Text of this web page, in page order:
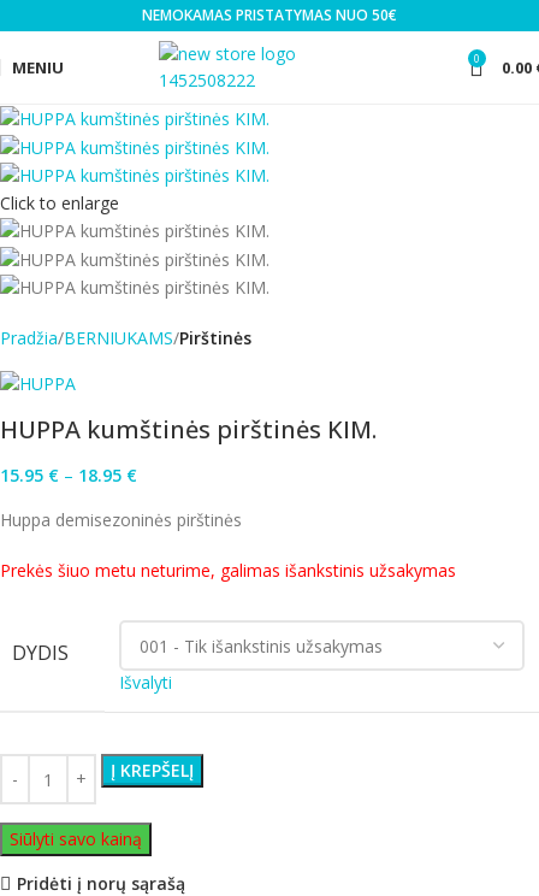
NEMOKAMAS PRISTATYMAS NUO 50€
MENIU 0 0.00
Click to enlarge
Pradžia BERNIUKAMS Pirštinės
HUPPA kumštinės pirštinės KIM.
15.95 € – 18.95 €
Huppa demisezoninės pirštinės
Prekės šiuo metu neturime, galimas išankstinis užsakymas
DYDIS
Išvalyti
Į KREPŠELĮ
Siūlyti savo kainą
Pridėti į norų sąrašą